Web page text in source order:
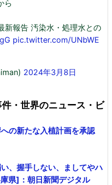
ら
新報告 汚染水・処理水との
pic.twitter.com/UNbWE
2024年3月8日
・世界のニュース・ビ
の新たな入植計画を承認
、握手しない、ましてやハ
県]：朝日新聞デジタル